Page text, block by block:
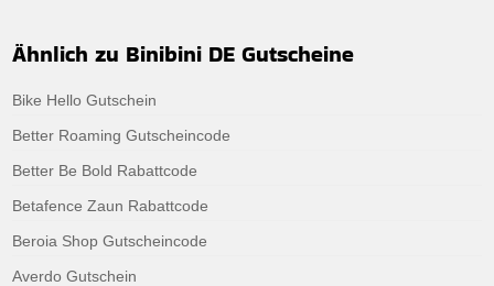
Ähnlich zu Binibini DE Gutscheine
Bike Hello Gutschein
Better Roaming Gutscheincode
Better Be Bold Rabattcode
Betafence Zaun Rabattcode
Beroia Shop Gutscheincode
Averdo Gutschein